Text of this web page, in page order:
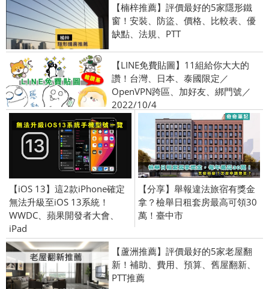
【楠梓推薦】評價最好的5家隱形鐵
窗！安裝、防盜、價格、比較表、優
缺點、法規、PTT
【LINE免費貼圖】11組給你大大的
讚！台灣、日本、泰國限定／
OpenVPN跨區、加好友、綁門號／
2022/10/4
【iOS 13】這2款iPhone確定
無法升級至iOS 13系統！
WWDC、蘋果開發者大會、
iPad
【分享】舉報違法旅宿有獎金
拿？檢舉日租套房最高可領30
萬！臺中市
【蘆洲推薦】評價最好的5家老屋翻
新！補助、費用、預算、舊屋翻新、
PTT推薦